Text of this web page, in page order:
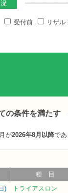
受付前 リザル
の条件を満たす
が2026年8月以降であ
種 目
日 ) トライアスロン